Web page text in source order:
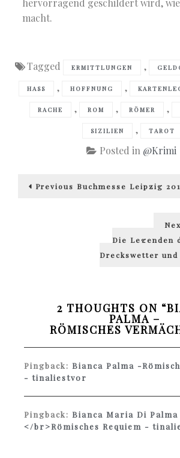
hervorragend geschildert wird,
macht.
Tagged ERMITTLUNGEN ,
HASS , HOFFNUNG ,
RACHE , ROM , RÖMER ,
SIZILIEN , TAROT
Posted in @Krimi
Beitragsnavigation
Previous Previous
Buchmesse Leipzig
Die Legenden
Dreckswetter
2 THOUGHTS ON “
PALMA –
RÖMISCHES
Pingback:Bianca Palma -
- tinaliestvor
Pingback:Bianca Maria Di
</br>Römisches Requiem -